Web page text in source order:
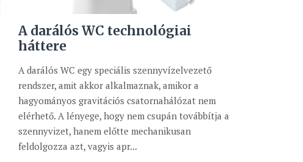
A darálós WC technológiai
háttere
A darálós WC egy speciális szennyvízelvezető
rendszer, amit akkor alkalmaznak, amikor a
hagyományos gravitációs csatornahálózat nem
elérhető. A lényege, hogy nem csupán továbbítja a
szennyvizet, hanem előtte mechanikusan
feldolgozza azt, vagyis apr...